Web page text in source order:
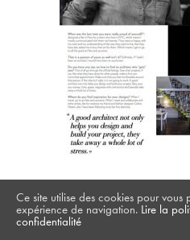
RETOUR À LA
Ce site utilise des cookies pour vous
expérience de navigation. Lire la
confidentialité